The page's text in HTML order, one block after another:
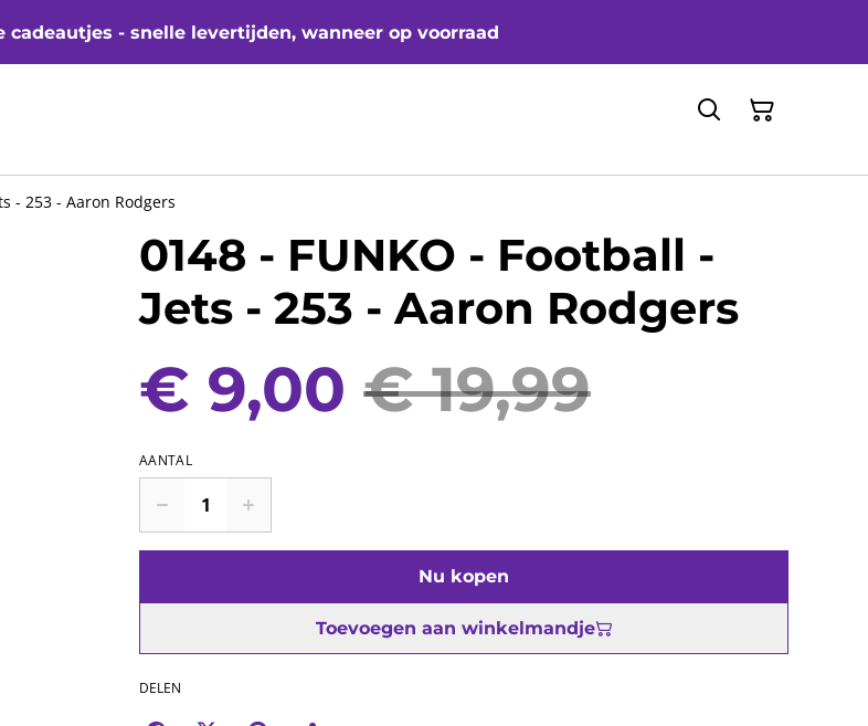
- snelle levertijden, wanneer op voorraad
- 253 - Aaron Rodgers
0148 - FUNKO - Football -
Jets - 253 - Aaron Rodgers
€ 9,00 € 19,99
AANTAL
Nu kopen
Toevoegen aan winkelmandje
DELEN